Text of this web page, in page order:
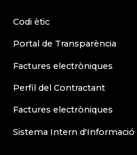
Codi ètic
Portal de Transparència
Factures electròniques
Perfil del Contractant
Factures electròniques
Sistema Intern d'Informació